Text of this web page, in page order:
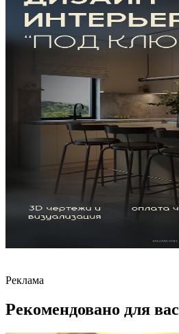
Реклама
Рекомендовано для вас